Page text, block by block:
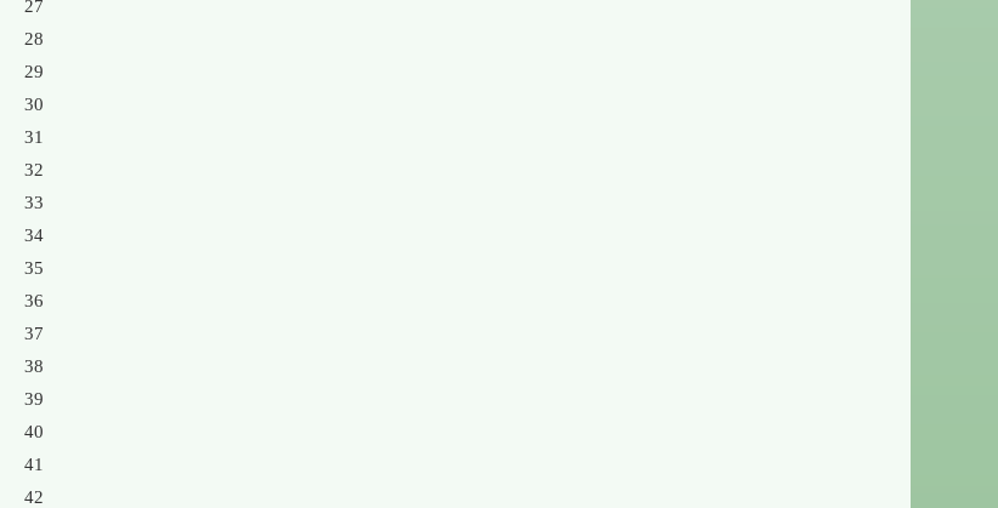
27
28
29
30
31
32
33
34
35
36
37
38
39
40
41
42